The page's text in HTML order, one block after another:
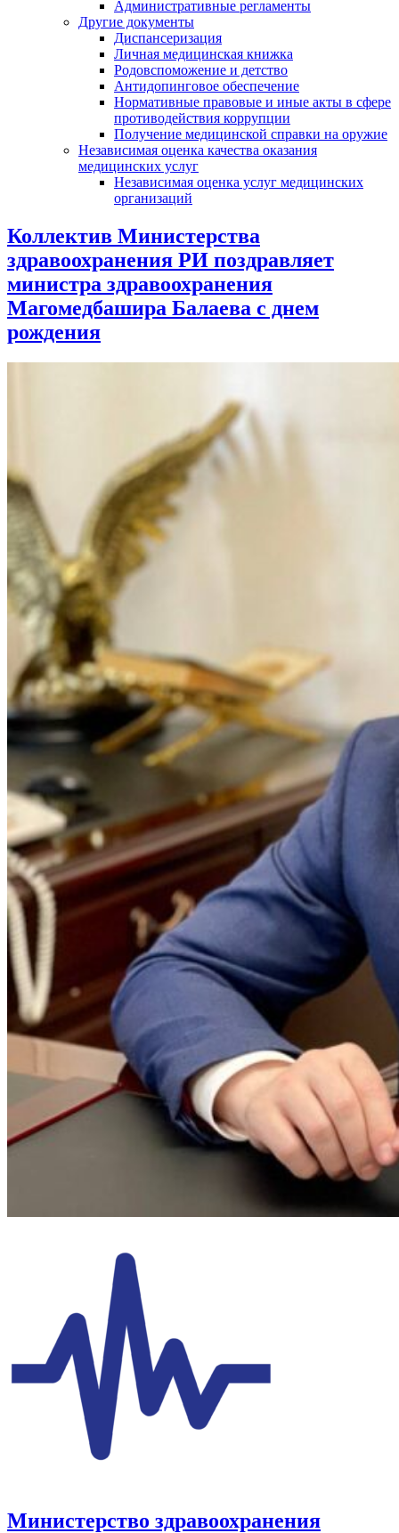
Административные регламенты
Другие документы
Диспансеризация
Личная медицинская книжка
Родовспоможение и детство
Антидопинговое обеспечение
Нормативные правовые и иные акты в сфере
противодействия коррупции
Получение медицинской справки на оружие
Независимая оценка качества оказания
медицинских услуг
Независимая оценка услуг медицинскиx
организаций
Коллектив Министерства
здравоохранения РИ поздравляет
министра здравоохранения
Магомедбашира Балаева с днем
рождения
Министерство здравоохранения